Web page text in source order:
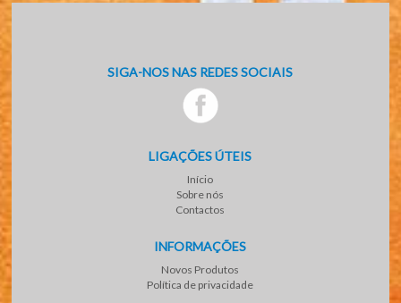
SIGA-NOS NAS REDES SOCIAIS
LIGAÇÕES ÚTEIS
Início
Sobre nós
Contactos
INFORMAÇÕES
Novos Produtos
Política de privacidade